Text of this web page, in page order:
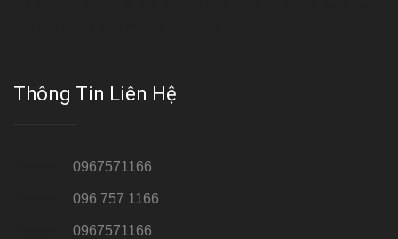
Thông Tin Liên Hệ
0967571166
096 757 1166
0967571166